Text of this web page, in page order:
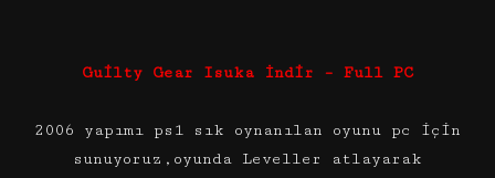
Guilty Gear Isuka İndir – Full PC
2006 yapımı ps1 sık oynanılan oyunu pc için
sunuyoruz,oyunda Leveller atlayarak